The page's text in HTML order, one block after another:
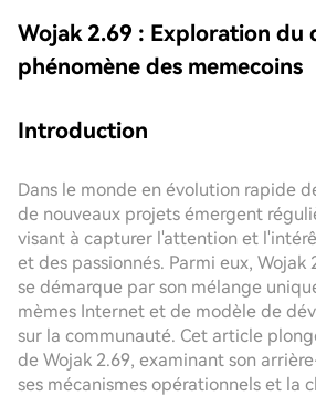
Wojak 2.69 : Exploration du
phénomène des memecoins
Introduction
Dans le monde en évolution rapide
de nouveaux projets émergent
visant à capturer l'attention et
et des passionnés. Parmi eux, Wojak
se démarque par son mélange
mèmes Internet et de modèle de
sur la communauté. Cet article
de Wojak 2.69, examinant son
ses mécanismes opérationnels et la